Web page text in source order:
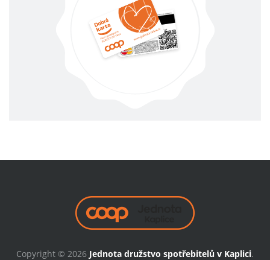
Copyright © 2026 Jednota družstvo spotřebitelů v Kaplici.